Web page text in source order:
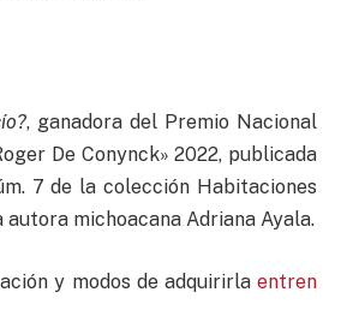
, ganadora del Premio Nacional
De Conynck» 2022, publicada
7 de la colección Habitaciones
autora michoacana Adriana Ayala.
y modos de adquirirla entren